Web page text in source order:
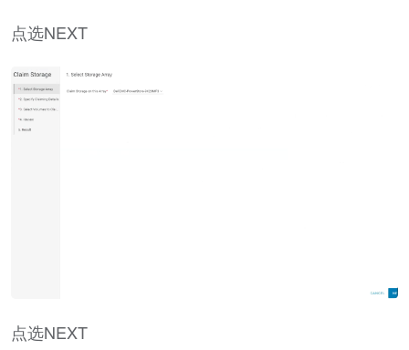
点选NEXT
点选NEXT